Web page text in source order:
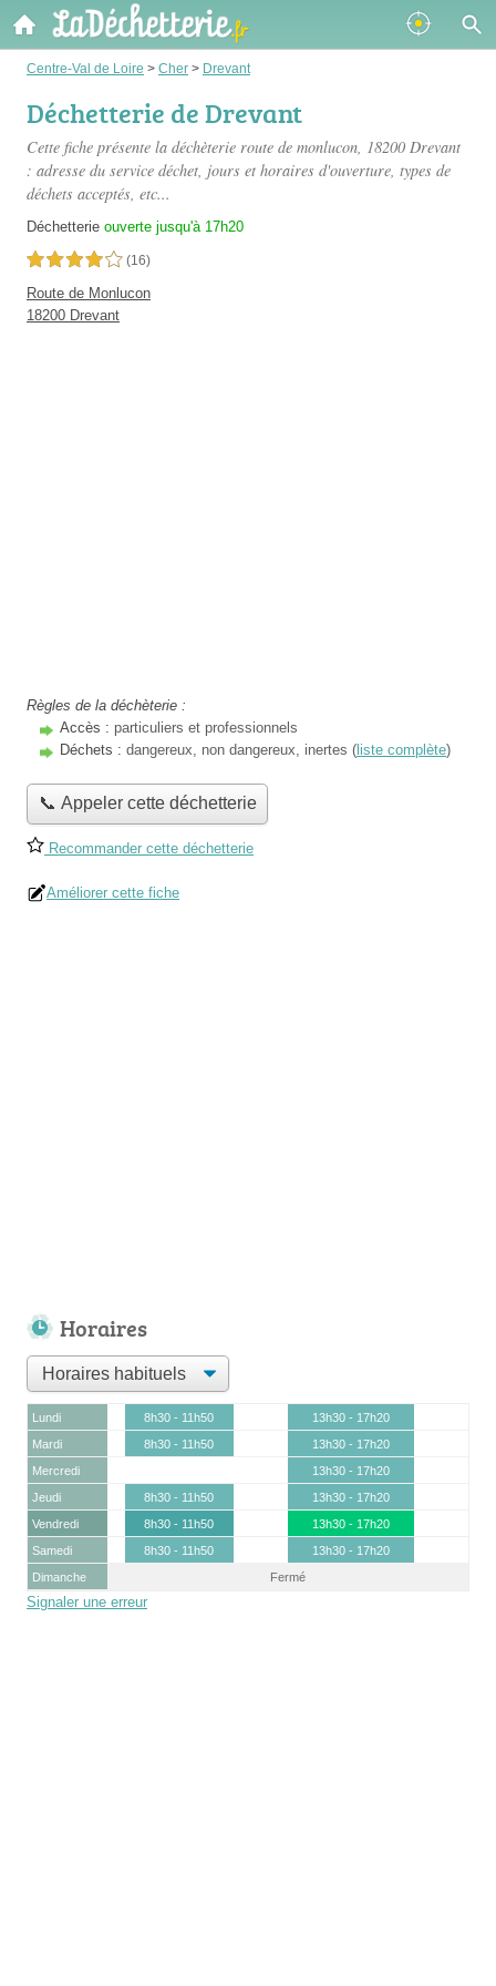
Centre-Val de Loire > Cher > Drevant
Déchetterie de Drevant
Cette fiche présente la déchèterie route de monlucon, 18200 Drevant
: adresse du service déchet, jours et horaires d'ouverture, types de
déchets acceptés, etc...
Déchetterie ouverte jusqu'à 17h20
4,0 étoiles sur 5 (16)
Route de Monlucon
18200 Drevant
Règles de la déchèterie :
Accès : particuliers et professionnels
Déchets : dangereux, non dangereux, inertes ( liste complète)
📞 Appeler cette déchetterie
Recommander cette déchetterie
Améliorer cette fiche
Horaires
Lundi 8h30 - 11h50
13h30 - 17h20
Mardi
8h30 - 11h50
13h30 - 17h20
Mercredi
13h30 - 17h20
Jeudi
8h30 - 11h50
13h30 - 17h20
Vendredi
8h30 - 11h50
13h30 - 17h20
Samedi
8h30 - 11h50
13h30 - 17h20
Dimanche
Fermé
Signaler une erreur